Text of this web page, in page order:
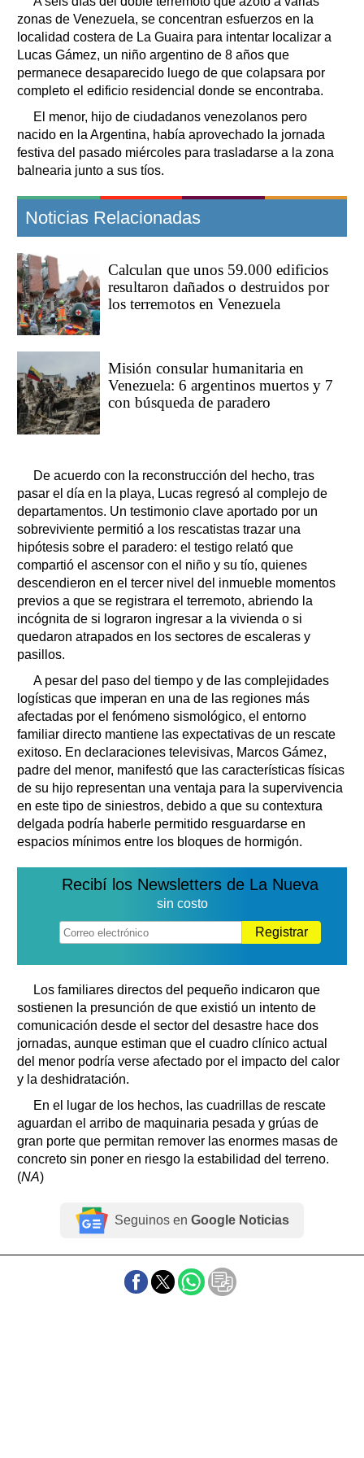
zonas de Venezuela, se concentran esfuerzos en la
localidad costera de La Guaira para intentar localizar a
Lucas Gámez, un niño argentino de 8 años que
permanece desaparecido luego de que colapsara por
completo el edificio residencial donde se encontraba.
El menor, hijo de ciudadanos venezolanos pero
nacido en la Argentina, había aprovechado la jornada
festiva del pasado miércoles para trasladarse a la zona
balnearia junto a sus tíos.
Noticias Relacionadas
Calculan que unos 59.000 edificios
resultaron dañados o destruidos por
los terremotos en Venezuela
Misión consular humanitaria en
Venezuela: 6 argentinos muertos y 7
con búsqueda de paradero
De acuerdo con la reconstrucción del hecho, tras
pasar el día en la playa, Lucas regresó al complejo de
departamentos. Un testimonio clave aportado por un
sobreviviente permitió a los rescatistas trazar una
hipótesis sobre el paradero: el testigo relató que
compartió el ascensor con el niño y su tío, quienes
descendieron en el tercer nivel del inmueble momentos
previos a que se registrara el terremoto, abriendo la
incógnita de si lograron ingresar a la vivienda o si
quedaron atrapados en los sectores de escaleras y
pasillos.
A pesar del paso del tiempo y de las complejidades
logísticas que imperan en una de las regiones más
afectadas por el fenómeno sismológico, el entorno
familiar directo mantiene las expectativas de un rescate
exitoso. En declaraciones televisivas, Marcos Gámez,
padre del menor, manifestó que las características físicas
de su hijo representan una ventaja para la supervivencia
en este tipo de siniestros, debido a que su contextura
delgada podría haberle permitido resguardarse en
espacios mínimos entre los bloques de hormigón.
Recibí los Newsletters de La Nueva
sin costo
Registrar
Los familiares directos del pequeño indicaron que
sostienen la presunción de que existió un intento de
comunicación desde el sector del desastre hace dos
jornadas, aunque estiman que el cuadro clínico actual
del menor podría verse afectado por el impacto del calor
y la deshidratación.
En el lugar de los hechos, las cuadrillas de rescate
aguardan el arribo de maquinaria pesada y grúas de
gran porte que permitan remover las enormes masas de
concreto sin poner en riesgo la estabilidad del terreno.
(NA)
Seguinos en Google Noticias